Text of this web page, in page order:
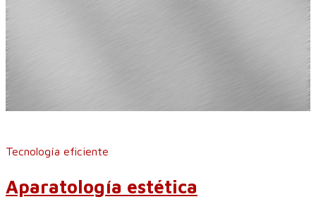
Tecnología eficiente
Aparatología estética